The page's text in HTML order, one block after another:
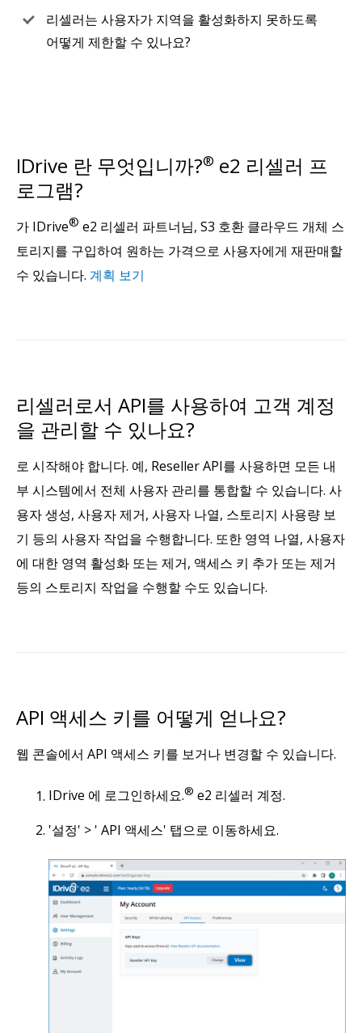
리셀러는 사용자가 지역을 활성화하지 못하도록
어떻게 제한할 수 있나요?
IDrive 란 무엇입니까?® e2 리셀러 프
로그램?
가 IDrive® e2 리셀러 파트너님, S3 호환 클라우드 개체 스
토리지를 구입하여 원하는 가격으로 사용자에게 재판매할
수 있습니다. 계획 보기
리셀러로서 API를 사용하여 고객 계정
을 관리할 수 있나요?
로 시작해야 합니다. 예, Reseller API를 사용하면 모든 내
부 시스템에서 전체 사용자 관리를 통합할 수 있습니다. 사
용자 생성, 사용자 제거, 사용자 나열, 스토리지 사용량 보
기 등의 사용자 작업을 수행합니다. 또한 영역 나열, 사용자
에 대한 영역 활성화 또는 제거, 액세스 키 추가 또는 제거
등의 스토리지 작업을 수행할 수도 있습니다.
API 액세스 키를 어떻게 얻나요?
웹 콘솔에서 API 액세스 키를 보거나 변경할 수 있습니다.
IDrive 에 로그인하세요.® e2 리셀러 계정.
'설정' > ' API 액세스' 탭으로 이동하세요.